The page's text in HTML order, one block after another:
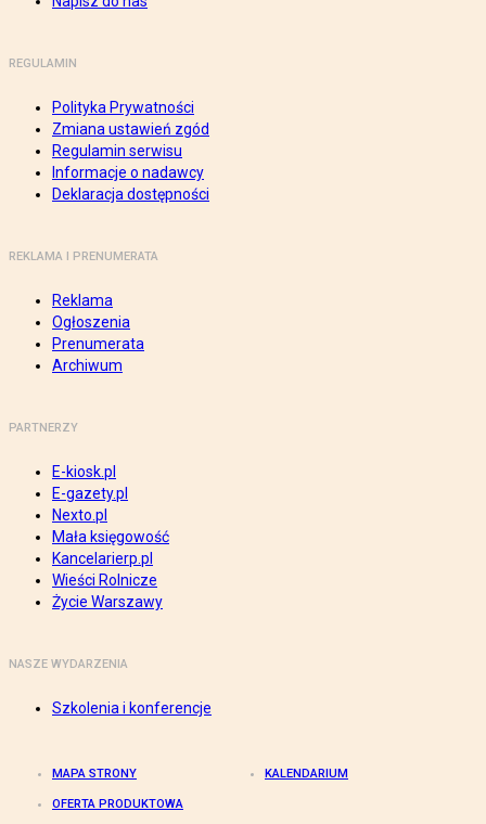
REGULAMIN
Polityka Prywatności
Zmiana ustawień zgód
Regulamin serwisu
Informacje o nadawcy
Deklaracja dostępności
REKLAMA I PRENUMERATA
Reklama
Ogłoszenia
Prenumerata
Archiwum
PARTNERZY
E-kiosk.pl
E-gazety.pl
Nexto.pl
Mała księgowość
Kancelarierp.pl
Wieści Rolnicze
Życie Warszawy
NASZE WYDARZENIA
Szkolenia i konferencje
MAPA STRONY KALENDARIUM
OFERTA PRODUKTOWA